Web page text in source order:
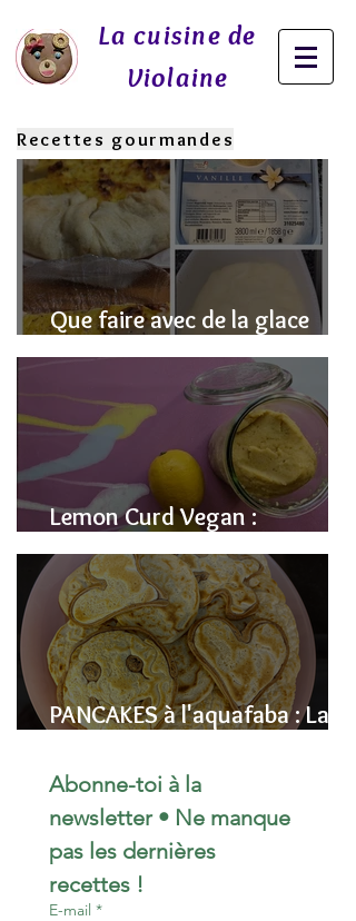
La cuisine de
Violaine
Recettes gourmandes
Que faire avec de la glace
fondue? J'ai la SOLUTION!
Lemon Curd Vegan :
L'alternative saine aux pois
chiches
PANCAKES à l'aquafaba : La
Moelleuse (Sans Œufs)
Abonne-toi à la
newsletter • Ne manque
pas les dernières
recettes !
E-mail *